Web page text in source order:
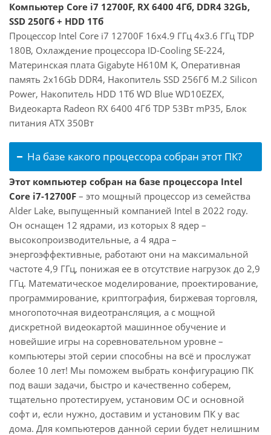
Компьютер Core i7 12700F, RX 6400 4Гб, DDR4 32Gb,
SSD 250Гб + HDD 1Тб
Процессор Intel Core i7 12700F 16x4.9 ГГц 4x3.6 ГГц TDP
180В, Охлаждение процессора ID-Cooling SE-224,
Материнская плата Gigabyte H610M K, Оперативная
память 2x16Gb DDR4, Накопитель SSD 256Гб M.2 Silicon
Power, Накопитель HDD 1Тб WD Blue WD10EZEX,
Видеокарта Radeon RX 6400 4Гб TDP 53Вт mP35, Блок
питания ATX 350Вт
На базе какого процессора собран этот ПК?
Этот компьютер собран на базе процессора Intel
Core i7-12700F – это мощный процессор из семейства
Alder Lake, выпущенный компанией Intel в 2022 году.
Он оснащен 12 ядрами, из которых 8 ядер –
высокопроизводительные, а 4 ядра –
энергоэффективные, работают они на максимальной
частоте 4,9 ГГц, понижая ее в отсутствие нагрузок до 2,9
ГГц. Математическое моделирование, проектирование,
программирование, криптография, биржевая торговля,
многопоточная видеотрансляция, а с мощной
дискретной видеокартой машинное обучение и
новейшие игры на соревновательном уровне –
компьютеры этой серии способны на всё и прослужат
более 10 лет! Мы поможем выбрать конфигурацию ПК
под ваши задачи, быстро и качественно соберем,
тщательно протестируем, установим ОС и основной
софт и, если нужно, доставим и установим ПК у вас
дома. Для компьютеров данной серии будет нелишним